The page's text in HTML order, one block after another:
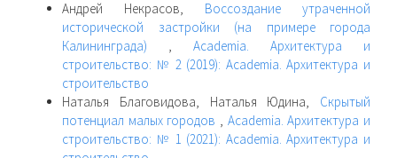
Андрей Некрасов, Воссоздание утраченной
исторической застройки (на примере города
Калининграда) , Academia. Архитектура и
строительство: № 2 (2019): Academia. Архитектура и
строительство
Наталья Благовидова, Наталья Юдина, Скрытый
потенциал малых городов , Academia. Архитектура и
строительство: № 1 (2021): Academia. Архитектура и